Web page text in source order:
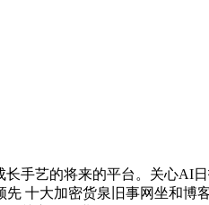
艺的将来的平台。关心AI
十大加密货泉旧事网坐和